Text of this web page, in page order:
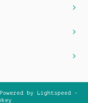
by Lightspeed -